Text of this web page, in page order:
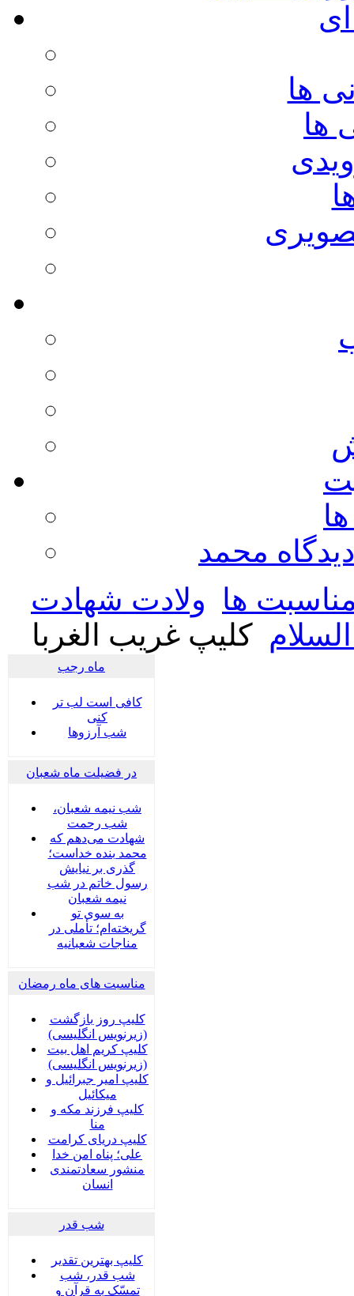
ها
ها
محمد
ها
ولادت شهادت
کلیپ غریب الغربا
ماه رجب
کافی است لب تر
کنی
شب آرزوها
در فضیلت ماه شعبان
شب نیمه شعبان،
شب رحمت
شهادت می‌دهم که
محمد بنده خداست؛
گذری بر نیایش
رسول خاتم در شب
نیمه شعبان
به سوی تو
گریخته‌ام؛ تأملی در
مناجات شعبانیه
مناسبت های ماه رمضان
کلیپ روز بازگشت
(زیرنویس انگلیسی)
کلیپ کریم اهل بیت
(زیرنویس انگلیسی)
کلیپ امیر جبرائیل و
میکائیل
کلیپ فرزند مکه و
منا
کلیپ دریای کرامت
علی؛ پناه امن خدا
منشور سعادتمندی
انسان
شب قدر
کلیپ بهترین تقدیر
شب قدر، شب
تمسّک به قرآن و